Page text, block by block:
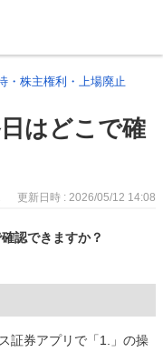
・株主権利・上場廃止
はどこで確
更新日時 : 2026/05/12 14:08
認できますか？
証券アプリで「1.」の操